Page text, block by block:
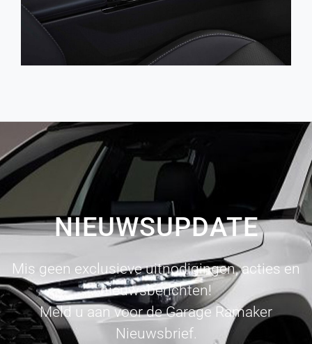
NIEUWSUPDATE
Mis geen exclusieve uitnodigingen, acties en
nieuwsberichten!
Meld u aan voor de Garage Ramaker
Nieuwsbrief.